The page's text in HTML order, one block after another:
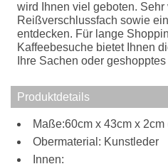
wird Ihnen viel geboten.
Reißverschlussfach sowie
entdecken. Für lange
Kaffeebesuche bietet Ihnen
Ihre Sachen oder
Produktdetails
Maße:60cm x 43cm x 2cm
Obermaterial: Kunstleder
Innen: